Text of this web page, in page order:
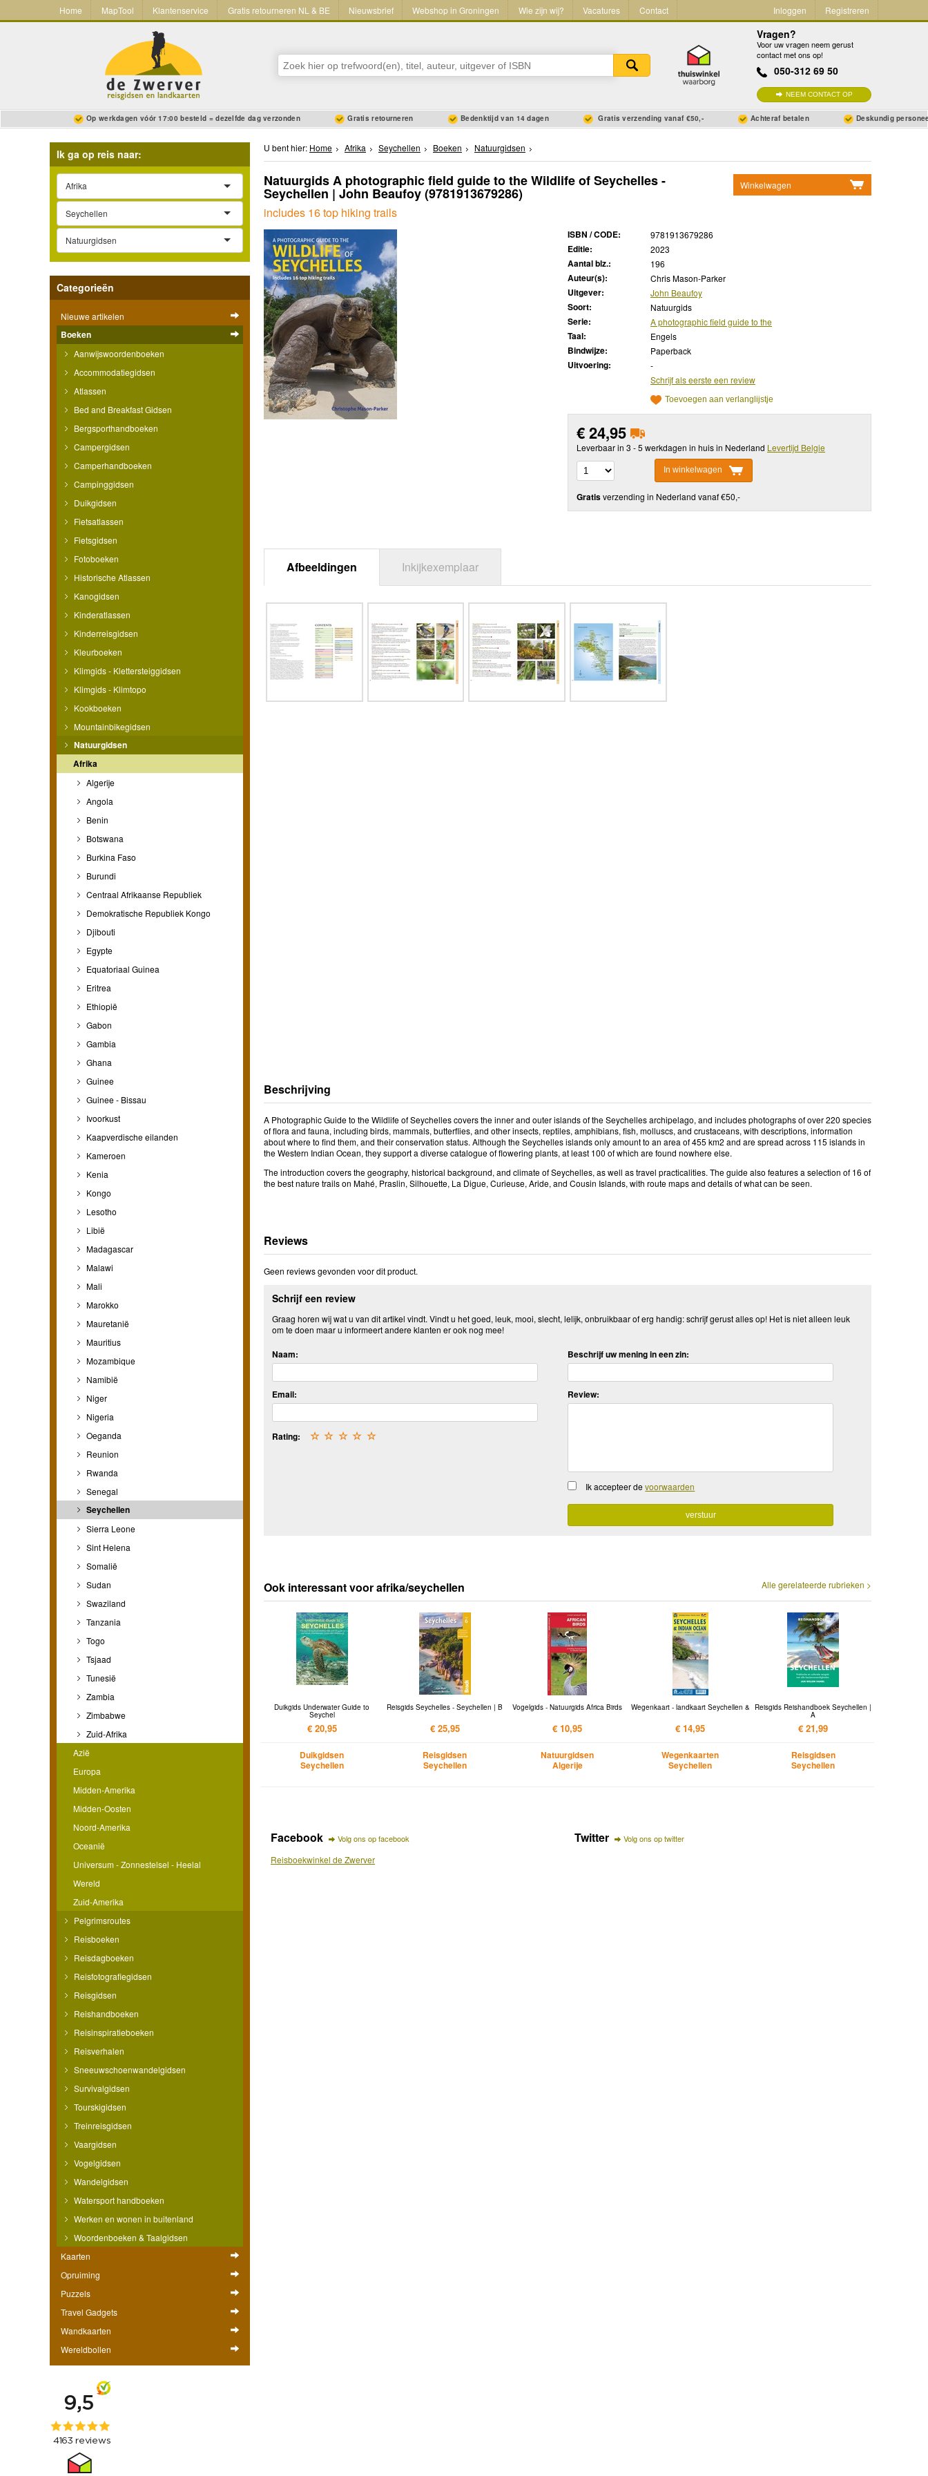
Home MapTool Klantenservice Gratis retourneren NL & BE Nieuwsbrief Webshop in Groningen Wie zijn wij? Vacatures Contact Inloggen Registreren
Vragen?
Voor uw vragen neem gerust
contact met ons op!
050-312 69 50
NEEM CONTACT OP
Op werkdagen vóór 17:00 besteld = dezelfde dag verzonden Gratis retourneren Bedenktijd van 14 dagen Gratis verzending vanaf €50,- Achteraf betalen Deskundig
Ik ga op reis naar:
Afrika
Seychellen
Natuurgidsen
Categorieën
Nieuwe artikelen
Boeken
Aanwijswoordenboeken
Accommodatiegidsen
Atlassen
Bed and Breakfast Gidsen
Bergsporthandboeken
Campergidsen
Camperhandboeken
Campinggidsen
Duikgidsen
Fietsatlassen
Fietsgidsen
Fotoboeken
Historische Atlassen
Kanogidsen
Kinderatlassen
Kinderreisgidsen
Kleurboeken
Klimgids - Klettersteiggidsen
Klimgids - Klimtopo
Kookboeken
Mountainbikegidsen
Natuurgidsen
Afrika
Algerije
Angola
Benin
Botswana
Burkina Faso
Burundi
Centraal Afrikaanse Republiek
Demokratische Republiek Kongo
Djibouti
Egypte
Equatoriaal Guinea
Eritrea
Ethiopië
Gabon
Gambia
Ghana
Guinee
Guinee - Bissau
Ivoorkust
Kaapverdische eilanden
Kameroen
Kenia
Kongo
Lesotho
Libië
Madagascar
Malawi
Mali
Marokko
Mauretanië
Mauritius
Mozambique
Namibië
Niger
Nigeria
Oeganda
Reunion
Rwanda
Senegal
Seychellen
Sierra Leone
Sint Helena
Somalië
Sudan
Swaziland
Tanzania
Togo
Tsjaad
Tunesië
Zambia
Zimbabwe
Zuid-Afrika
Azië
Europa
Midden-Amerika
Midden-Oosten
Noord-Amerika
Oceanië
Universum - Zonnestelsel - Heelal
Wereld
Zuid-Amerika
Pelgrimsroutes
Reisboeken
Reisdagboeken
Reisfotografiegidsen
Reisgidsen
Reishandboeken
Reisinspiratieboeken
Reisverhalen
Sneeuwschoenwandelgidsen
Survivalgidsen
Tourskigidsen
Treinreisgidsen
Vaargidsen
Vogelgidsen
Wandelgidsen
Watersport handboeken
Werken en wonen in buitenland
Woordenboeken & Taalgidsen
Kaarten
Opruiming
Puzzels
Travel Gadgets
Wandkaarten
Wereldbollen
U bent hier: Home Afrika Seychellen Boeken Natuurgidsen
Winkelwagen
Natuurgids A photographic field guide to the Wildlife of Seychelles -
Seychellen | John Beaufoy(9781913679286)
includes 16 top hiking trails
ISBN / CODE: 9781913679286
Editie: 2023
Aantal blz.: 196
Auteur(s): Chris Mason-Parker
Uitgever: John Beaufoy
Soort: Natuurgids
Serie: A photographic field guide to the
Taal: Engels
Bindwijze: Paperback
Uitvoering:
-
Schrijf als eerste een review
Toevoegen aan verlanglijstje
€24,95
Leverbaar in 3 - 5 werkdagen in huis in Nederland Levertijd Belgie
In winkelwagen
Gratisverzending in Nederland vanaf €50,-
Afbeeldingen Inkijkexemplaar
Beschrijving
A Photographic Guide to the Wildlife of Seychellescovers the inner and outer islands of the Seychelles archipelago, and includes photographs of over 220 species
of flora and fauna, including birds, mammals, butterflies, and other insects, reptiles, amphibians, fish, molluscs, and crustaceans, with descriptions, information
about where to find them, and their conservation status. Although the Seychelles islands only amount to an area of 455 km2 and are spread across 115 islands in
the Western Indian Ocean, they support a diverse catalogue of flowering plants, at least 100 of which are found nowhere else.
The introduction covers the geography, historical background, and climate of Seychelles, as well as travel practicalities. The guide also features a selection of 16 of
the best nature trails on Mahé, Praslin, Silhouette, La Digue, Curieuse, Aride, and Cousin Islands, with route maps and details of what can be seen.
Reviews
Geen reviews gevonden voor dit product.
Schrijf een review
Graag horen wij wat u van dit artikel vindt. Vindt u het goed, leuk, mooi, slecht, lelijk, onbruikbaar of erg handig: schrijf gerust alles op! Het is niet alleen leuk
om te doen maar u informeert andere klanten er ook nog mee!
Naam:
Email:
Rating: ☆
☆
☆
☆
☆
Beschrijf uw mening in een zin:
Review:
Ik accepteer devoorwaarden
Alle gerelateerde rubrieken >
Ook interessant voor afrika/seychellen
Duikgids Underwater Guide to
Seychel
€ 20,95
Duikgidsen
Seychellen
Reisgids Seychelles - Seychellen | B
€ 25,95
Reisgidsen
Seychellen
Vogelgids - Natuurgids Africa Birds
€ 10,95
Natuurgidsen
Algerije
Wegenkaart - landkaart Seychellen &
€ 14,95
Wegenkaarten
Seychellen
Reisgids Reishandboek Seychellen |
A
€ 21,99
Reisgidsen
Seychellen
Facebook Volg ons op facebook
Reisboekwinkel de Zwerver
Twitter Volg ons op twitter